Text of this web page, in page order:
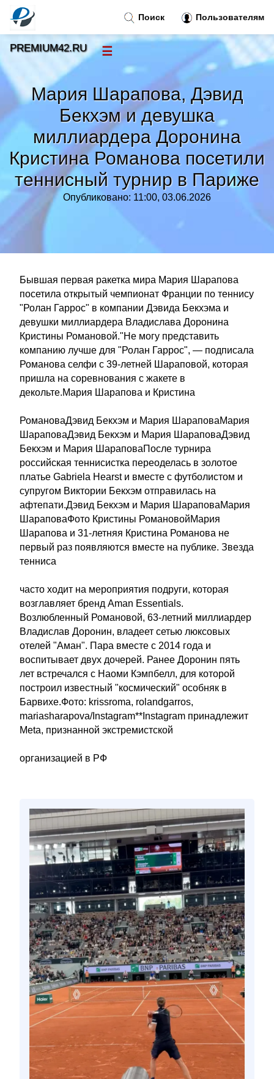
Мария Шарапова, Дэвид
Бекхэм и девушка
миллиардера Доронина
Кристина Романова посетили
теннисный турнир в Париже
Опубликовано: 11:00, 03.06.2026
Бывшая первая ракетка мира Мария Шарапова
посетила открытый чемпионат Франции по теннису
"Ролан Гаррос" в компании Дэвида Бекхэма и
девушки миллиардера Владислава Доронина
Кристины Романовой."Не могу представить
компанию лучше для "Ролан Гаррос", — подписала
Романова селфи с 39-летней Шараповой, которая
пришла на соревнования с жакете в
декольте.Мария Шарапова и Кристина
РомановаДэвид Бекхэм и Мария ШараповаМария
ШараповаДэвид Бекхэм и Мария ШараповаДэвид
Бекхэм и Мария ШараповаПосле турнира
российская теннисистка переоделась в золотое
платье Gabriela Hearst и вместе с футболистом и
супругом Виктории Бекхэм отправилась на
афтепати.Дэвид Бекхэм и Мария ШараповаМария
ШараповаФото Кристины РомановойМария
Шарапова и 31-летняя Кристина Романова не
первый раз появляются вместе на публике. Звезда
тенниса
часто ходит на мероприятия подруги, которая
возглавляет бренд Aman Essentials.
Возлюбленный Романовой, 63-летний миллиардер
Владислав Доронин, владеет сетью люксовых
отелей "Аман". Пара вместе с 2014 года и
воспитывает двух дочерей. Ранее Доронин пять
лет встречался с Наоми Кэмпбелл, для которой
построил известный "космический" особняк в
Барвихе.Фото: krissroma, rolandgarros,
mariasharapova/Instagram**Instagram принадлежит
Meta, признанной экстремистской
организацией в РФ
Поиск Пользователям
PREMIUM42.RU ☰
Тренды новостей
Рубрики»
Правила »
Контакт